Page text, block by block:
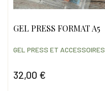
GEL PRESS FORMAT A5
32,00 €
GEL PRESS ET ACCESSOIRES